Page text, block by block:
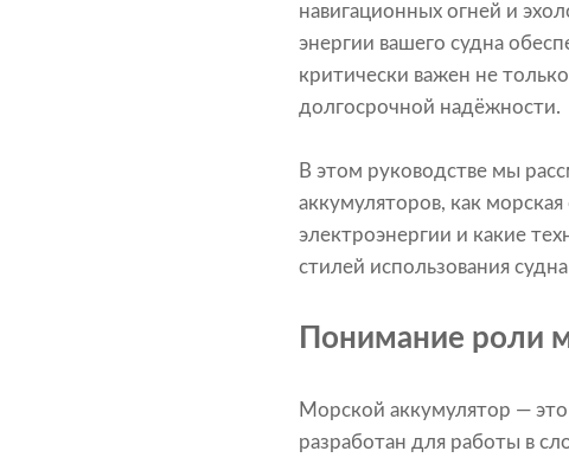
навигационных огней и
энергии вашего судна
критически важен не
долгосрочной надёжности.
В этом руководстве мы
аккумуляторов, как
электроэнергии и какие
стилей использования
Понимание роли
Морской аккумулятор —
разработан для работы в